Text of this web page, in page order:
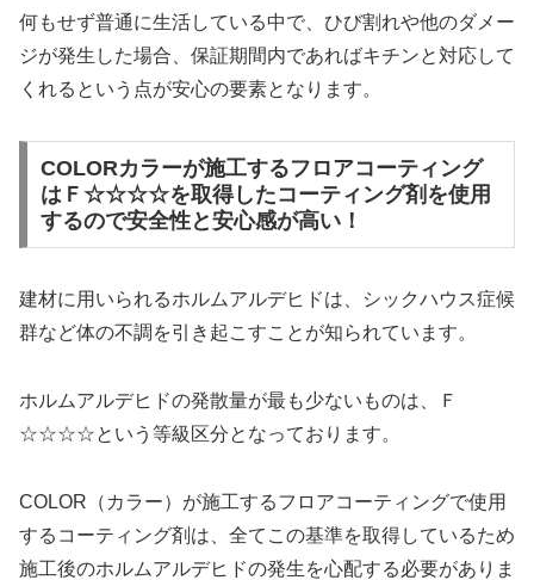
何もせず普通に生活している中で、ひび割れや他のダメー
ジが発生した場合、保証期間内であればキチンと対応して
くれるという点が安心の要素となります。
COLORカラーが施工するフロアコーティング
はＦ☆☆☆☆を取得したコーティング剤を使用
するので安全性と安心感が高い！
建材に用いられるホルムアルデヒドは、シックハウス症候
群など体の不調を引き起こすことが知られています。
ホルムアルデヒドの発散量が最も少ないものは、Ｆ
☆☆☆☆という等級区分となっております。
COLOR（カラー）が施工するフロアコーティングで使用
するコーティング剤は、全てこの基準を取得しているため
施工後のホルムアルデヒドの発生を心配する必要がありま